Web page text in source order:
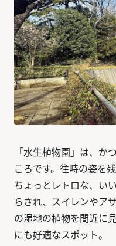
「水生植物園」は、か
ころです。往時の姿を
ちょっとレトロな、い
らされ、スイレンやア
の湿地の植物を間近に
にも好適なスポット。